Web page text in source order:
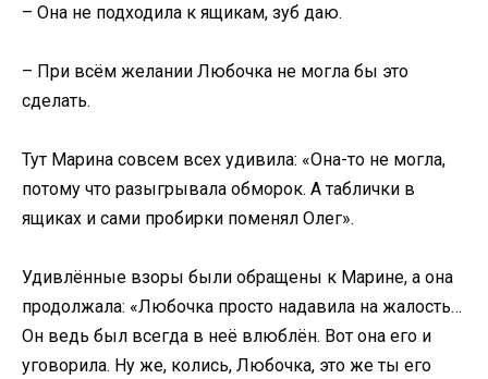
– Она не подходила к ящикам, зуб даю.
– При всём желании Любочка не могла бы это
сделать.
Тут Марина совсем всех удивила: «Она-то не могла,
потому что разыгрывала обморок. А таблички в
ящиках и сами пробирки поменял Олег».
Удивлённые взоры были обращены к Марине, а она
продолжала: «Любочка просто надавила на жалость…
Он ведь был всегда в неё влюблён. Вот она его и
уговорила. Ну же, колись, Любочка, это же ты его